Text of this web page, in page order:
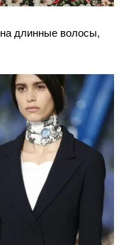
длинные волосы,